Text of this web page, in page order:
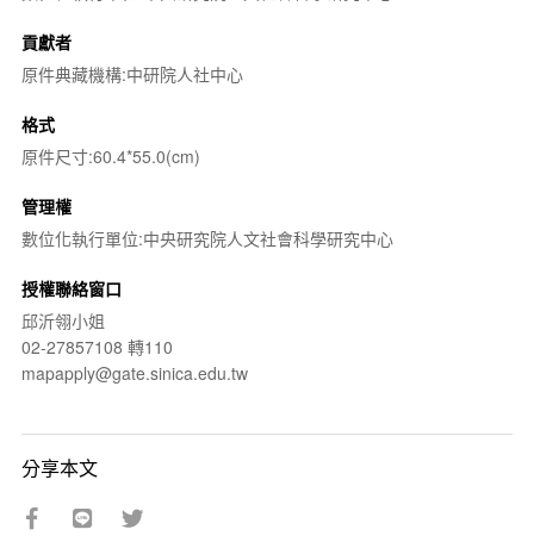
貢獻者
原件典藏機構:中研院人社中心
格式
原件尺寸:60.4*55.0(cm)
管理權
數位化執行單位:中央研究院人文社會科學研究中心
授權聯絡窗口
邱沂翎小姐
02-27857108 轉110
mapapply@gate.sinica.edu.tw
分享本文